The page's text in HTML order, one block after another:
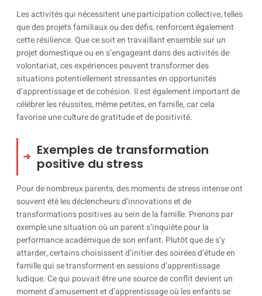
Les activités qui nécessitent une participation collective, telles
que des projets familiaux ou des défis, renforcent également
cette résilience. Que ce soit en travaillant ensemble sur un
projet domestique ou en s’engageant dans des activités de
volontariat, ces expériences peuvent transformer des
situations potentiellement stressantes en opportunités
d’apprentissage et de cohésion. Il est également important de
célébrer les réussites, même petites, en famille, car cela
favorise une culture de gratitude et de positivité.
Exemples de transformation
positive du stress
Pour de nombreux parents, des moments de stress intense ont
souvent été les déclencheurs d’innovations et de
transformations positives au sein de la famille. Prenons par
exemple une situation où un parent s’inquiète pour la
performance académique de son enfant. Plutôt que de s’y
attarder, certains choisissent d’initier des soirées d’étude en
famille qui se transforment en sessions d’apprentissage
ludique. Ce qui pouvait être une source de conflit devient un
moment d’amusement et d’apprentissage où les enfants se